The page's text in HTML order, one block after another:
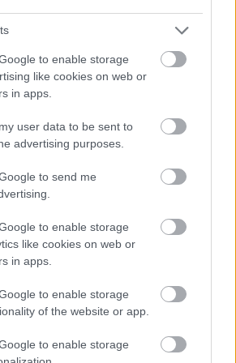
to enable storage
like cookies on web or
in apps.
user data to be sent to
advertising purposes.
to send me
to enable storage
like cookies on web or
in apps.
to enable storage
of the website or app.
to enable storage
زراعة بذور وجذور
تُعد البذور الطريقة الأكثر شيوعًا لزراعة
الزراعة المباشرة أفضل من الزراعة بالنقل
يتحمل الاضطراب.
يُهيئ اختيار التوقيت المناسب للزراعة
يُنصح بزراعة البذور في فصل الربيع قبل
أسابيع من آخر موجة صقيع متوقعة في
التربة الباردة وتنبت بنجاح عندما تصل
خمسين درجة فهرنهايت (10 درجات مئوية).
ازرع البذور على عمق نصف بوصة في